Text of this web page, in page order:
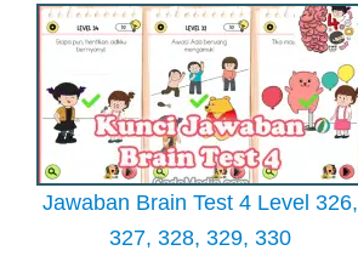
Jawaban Brain Test 4 Level 326,
327, 328, 329, 330